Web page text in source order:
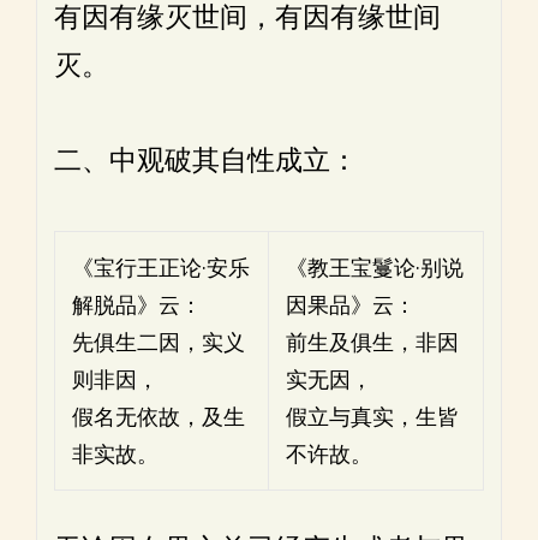
有因有缘灭世间，有因有缘世间
灭。
二、中观破其自性成立：
《宝行王正论·安乐
解脱品》云：
先俱生二因，实义
则非因，
假名无依故，及生
非实故。
《教王宝鬘论·别说
因果品》云：
前生及俱生，非因
实无因，
假立与真实，生皆
不许故。